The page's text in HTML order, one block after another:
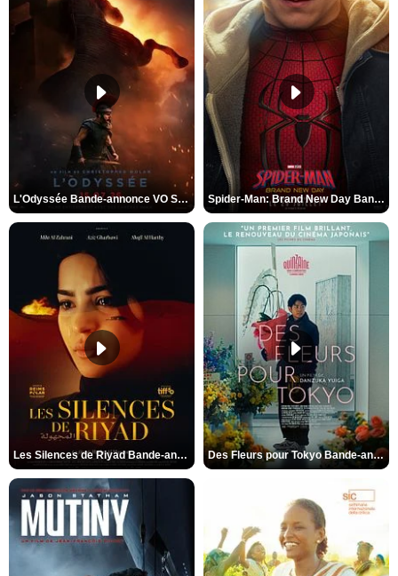
L'Odyssée Bande-annonce VO STFR Spider-Man: Brand New Day Bande-annonce VO STFR
Les Silences de Riyad Bande-annonce VO STFR Des Fleurs pour Tokyo Bande-annonce VO STFR